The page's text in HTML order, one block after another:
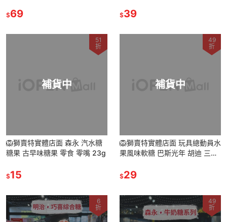
$69 $39
補貨中
51
折
🦁獅賣特實體店面 森永 汽水糖
糖果 古早味糖果 零食 零嘴 23g
$15
補貨中
49
折
🦁獅賣特實體店面 玩具總動員水
果風味軟糖 巴斯光年 胡迪 三眼
$29
6
折
49
折